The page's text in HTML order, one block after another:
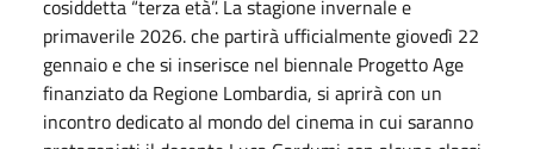
cosiddetta “terza età”. La stagione invernale e
primaverile 2026. che partirà ufficialmente giovedì 22
gennaio e che si inserisce nel biennale Progetto Age
finanziato da Regione Lombardia, si aprirà con un
incontro dedicato al mondo del cinema in cui saranno